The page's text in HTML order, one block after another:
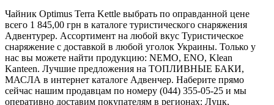
Чайник Optimus Terra Kettle выбрать по оправданной цене
всего 1 845,00 грн в каталоге туристического снаряжения
Адвентурер. Ассортимент на любой вкус Туристическое
снаряжение с доставкой в любой уголок Украины. Только у
нас вы можете найти продукцию: NEMO, ENO, Klean
Kanteen. Лучшие предложения на ТОПЛИВНЫЕ БАКИ,
МАСЛА в интернет каталоге Адвенчер. Наберите прямо
сейчас нашим продавцам по номеру (044) 355-05-25 и мы
оперативно доставим покупателям в регионах: Луцк,